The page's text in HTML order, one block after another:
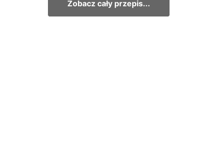
Zobacz cały przepis...